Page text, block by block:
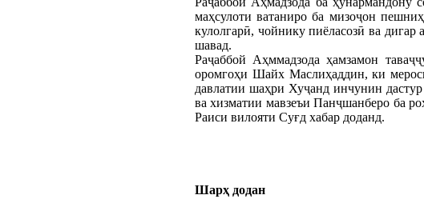
маҳсулоти ватаниро ба мизоҷон
кулолгарӣ, чойнику пиёласозӣ ва
шавад.
Раҷаббой Аҳммадзода ҳамзамон
оромгоҳи Шайх Маслиҳаддин, ки
давлатии шаҳри Хуҷанд инчунин
ва хизматии мавзеъи Панҷшанберо ба
Раиси вилояти Суғд хабар доданд.
Шарҳ додан